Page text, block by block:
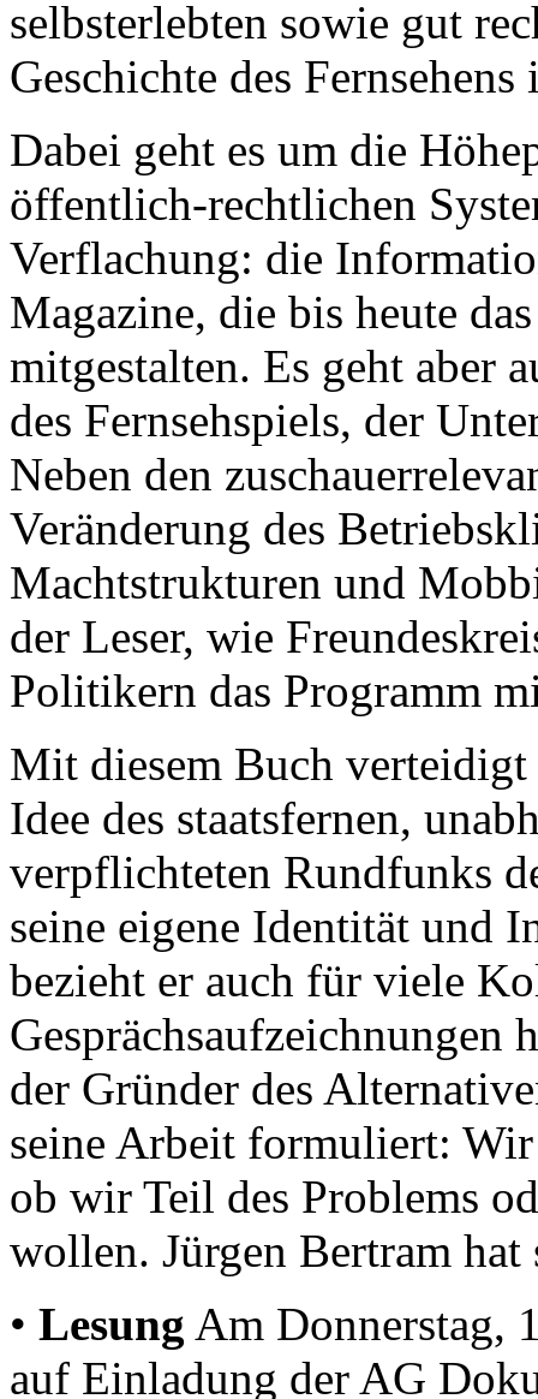
selbsterlebten sowie gut
Geschichte des
Dabei geht es um die
öffentlich-rechtlichen
Verflachung: die
Magazine, die bis heute
mitgestalten. Es geht aber
des Fernsehspiels, der
Neben den
Veränderung des
Machtstrukturen und
der Leser, wie
Politikern das Programm
Mit diesem Buch
Idee des staatsfernen,
verpflichteten Rundfunks
seine eigene Identität und
bezieht er auch für viele
der Gründer des
seine Arbeit formuliert: Wir
ob wir Teil des Problems
wollen. Jürgen Bertram hat
• Lesung Am Donnerstag,
auf Einladung der AG